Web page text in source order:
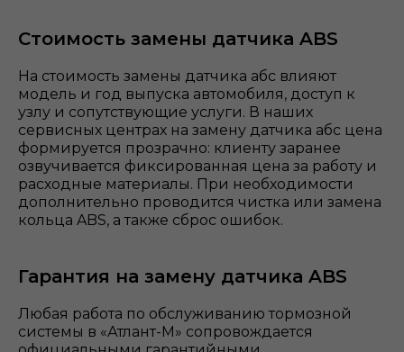
Стоимость замены датчика ABS
На стоимость замены датчика абс влияют
модель и год выпуска автомобиля, доступ к
узлу и сопутствующие услуги. В наших
сервисных центрах на замену датчика абс цена
формируется прозрачно: клиенту заранее
озвучивается фиксированная цена за работу и
расходные материалы. При необходимости
дополнительно проводится чистка или замена
кольца ABS, а также сброс ошибок.
Гарантия на замену датчика ABS
Любая работа по обслуживанию тормозной
системы в «Атлант-М» сопровождается